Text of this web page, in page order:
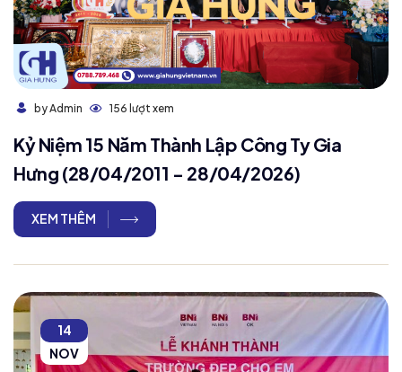
by Admin 156 lượt xem
Kỷ Niệm 15 Năm Thành Lập Công Ty Gia
Hưng (28/04/2011 - 28/04/2026)
XEM THÊM
14
NOV